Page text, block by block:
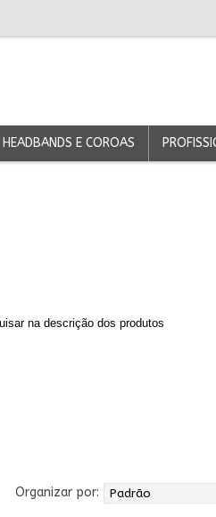
HEADBANDS E COROAS
na descrição dos produtos
Organizar por: